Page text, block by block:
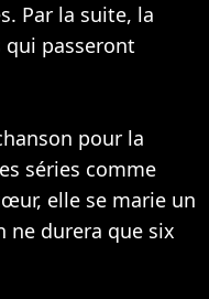
Par la suite, la
qui passeront
pour la
séries comme
elle se marie un
ne durera que six